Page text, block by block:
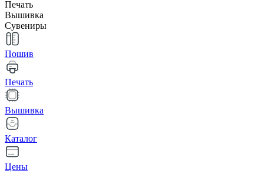
Печать
Вышивка
Сувениры
Пошив
Печать
Вышивка
Каталог
Цены